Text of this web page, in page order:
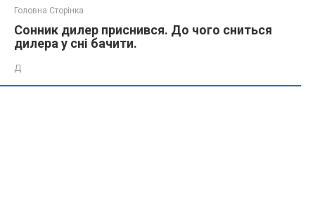
Головна Сторінка
Сонник дилер приснився. До чого сниться
дилера у сні бачити.
Д